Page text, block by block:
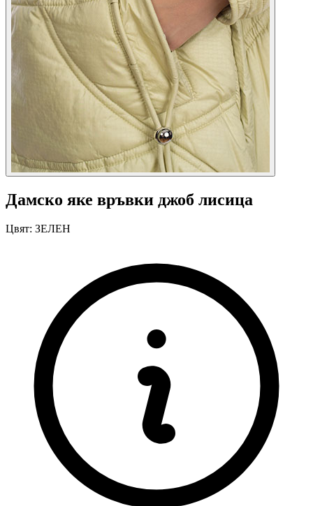
Дамско яке връвки джоб лисица
Цвят: ЗЕЛЕН